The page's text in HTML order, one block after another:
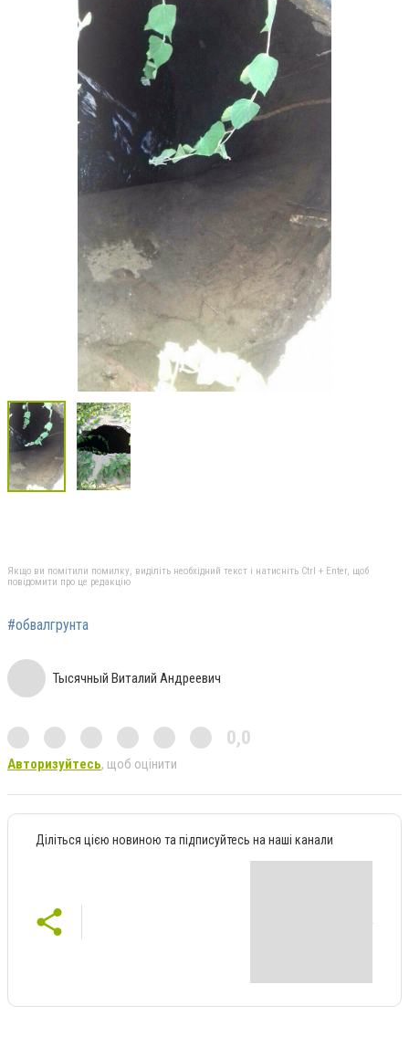
Якщо ви помітили помилку, виділіть необхідний текст і натисніть Ctrl + Enter, щоб
повідомити про це редакцію
#обвалгрунта
Тысячный Виталий Андреевич
0,0
Авторизуйтесь, щоб оцінити
Діліться цією новиною та підписуйтесь на наші канали